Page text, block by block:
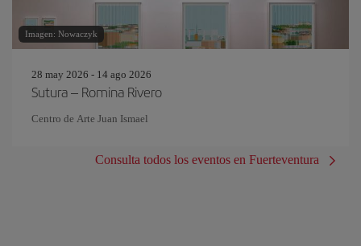
Imagen: Nowaczyk
28 may 2026 - 14 ago 2026
Sutura – Romina Rivero
Centro de Arte Juan Ismael
Consulta todos los eventos en Fuerteventura